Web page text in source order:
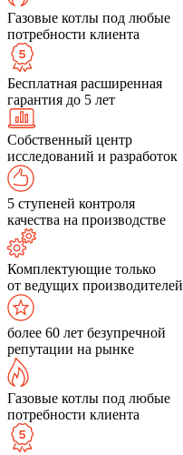
Газовые котлы под любые
потребности клиента
Бесплатная расширенная
гарантия до 5 лет
Собственный центр
исследований и разработок
5 ступеней контроля
качества на производстве
Комплектующие только
от ведущих производителей
более 60 лет безупречной
репутации на рынке
Газовые котлы под любые
потребности клиента